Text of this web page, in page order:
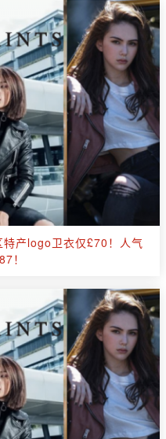
产logo卫衣仅£70！人气
！